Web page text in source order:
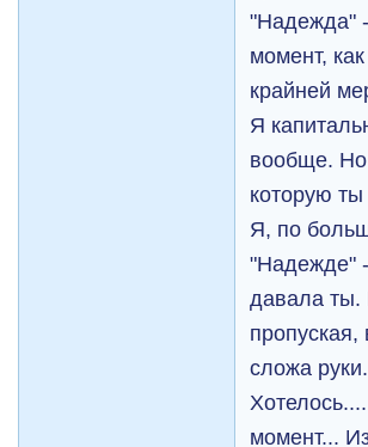
"Надежда"
момент,
крайней
Я
вообще.
которую
Я, по
"Надежде" -
давала ты.
пропуская,
сложа
момент...